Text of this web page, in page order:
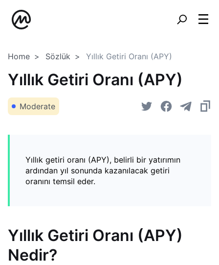
Home Sözlük Yıllık Getiri Oranı (APY)
Yıllık Getiri Oranı (APY)
Moderate
Yıllık getiri oranı (APY), belirli bir yatırımın
ardından yıl sonunda kazanılacak getiri
oranını temsil eder.
Yıllık Getiri Oranı (APY)
Nedir?